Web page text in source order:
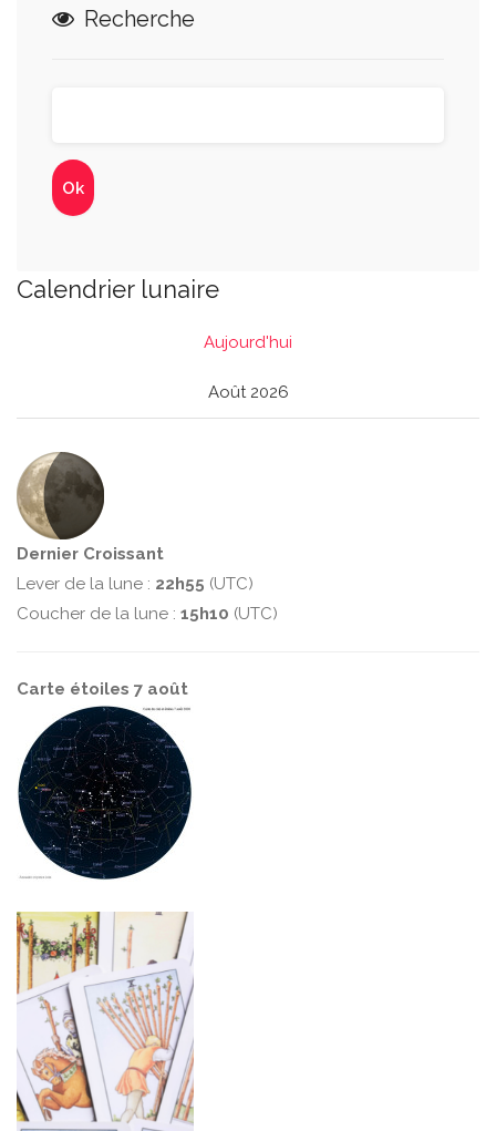
Recherche
Calendrier lunaire
Aujourd'hui
Août 2026
Dernier Croissant
Lever de la lune : 22h55 (UTC)
Coucher de la lune : 15h10 (UTC)
Carte étoiles 7 août